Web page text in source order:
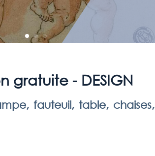
gratuite - DESIGN
fauteuil, table,